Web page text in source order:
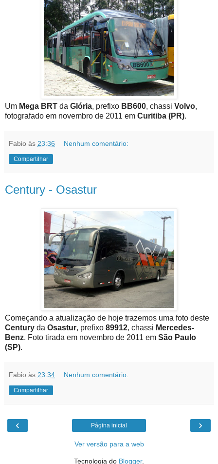
Um Mega BRT da Glória, prefixo BB600, chassi Volvo,
fotografado em novembro de 2011 em Curitiba (PR).
Fabio às 23:36 Nenhum comentário:
Compartilhar
Century - Osastur
Começando a atualização de hoje trazemos uma foto deste
Century da Osastur, prefixo 89912, chassi Mercedes-
Benz. Foto tirada em novembro de 2011 em São Paulo
(SP).
Fabio às 23:34 Nenhum comentário:
Compartilhar
‹ ›
Página inicial
Ver versão para a web
Tecnologia do Blogger.